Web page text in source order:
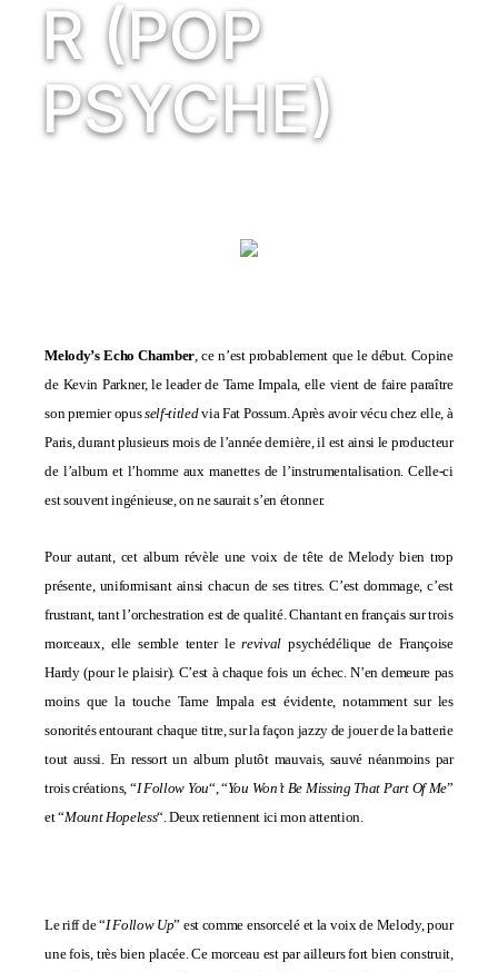
R (POP
PSYCHE)
Melody’s Echo Chamber, ce n’est probablement que le début. Copine
de Kevin Parkner, le leader de Tame Impala, elle vient de faire paraître
son premier opusself-titledvia Fat Possum. Après avoir vécu chez elle, à
Paris, durant plusieurs mois de l’année dernière, il est ainsi le producteur
de l’album et l’homme aux manettes de l’instrumentalisation. Celle-ci
est souvent ingénieuse, on ne saurait s’en étonner.
Pour autant, cet album révèle une voix de tête de Melody bien trop
présente, uniformisant ainsi chacun de ses titres. C’est dommage, c’est
frustrant, tant l’orchestration est de qualité. Chantant en français sur trois
morceaux, elle semble tenter lerevival psychédélique de Françoise
Hardy (pour le plaisir). C’est à chaque fois un échec. N’en demeure pas
moins que la touche Tame Impala est évidente, notamment sur les
sonorités entourant chaque titre, sur la façon jazzy de jouer de la batterie
tout aussi. En ressort un album plutôt mauvais, sauvé néanmoins par
trois créations, “I Follow You“, “You Won’t Be Missing That Part Of Me”
et “Mount Hopeless“. Deux retiennent ici mon attention.
Le riff de “I Follow Up” est comme ensorcelé et la voix de Melody, pour
une fois, très bien placée. Ce morceau est par ailleurs fort bien construit,